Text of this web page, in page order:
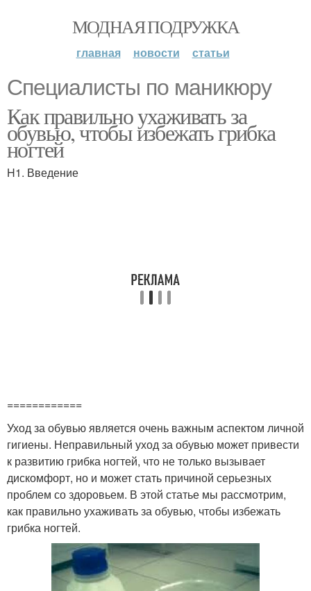
МОДНАЯ ПОДРУЖКА
главная новости статьи
Специалисты по маникюру
Как правильно ухаживать за
обувью, чтобы избежать грибка
ногтей
H1. Введение
============
Уход за обувью является очень важным аспектом личной
гигиены. Неправильный уход за обувью может привести
к развитию грибка ногтей, что не только вызывает
дискомфорт, но и может стать причиной серьезных
проблем со здоровьем. В этой статье мы рассмотрим,
как правильно ухаживать за обувью, чтобы избежать
грибка ногтей.